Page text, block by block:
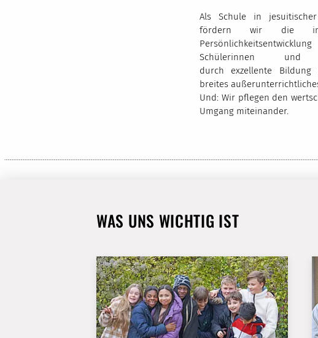
Als Schule in
fördern wir die
Schülerinnen und
durch exzellente Bildung
breites
Und: Wir pflegen den
Umgang miteinander.
WAS UNS WICHTIG IST